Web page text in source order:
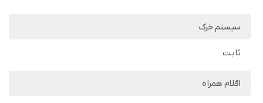
سیستم خرک
ثابت
اقلام همراه